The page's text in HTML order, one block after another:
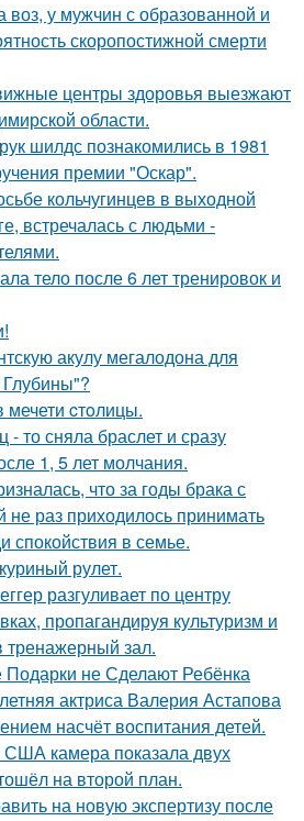
воз, у мужчин с образованной и
скоропостижной смерти
центры здоровья выезжают
области.
шилдс познакомились в 1981
премии "Оскар".
кольчугинцев в выходной
встречалась с людьми -
тело после 6 лет тренировок и
акулу мегалодона для
cтoлицы.
то сняла браслет и сразу
1, 5 лет молчания.
что за годы брака с
раз приходилось принимать
спокойствия в семье.
рулет.
разгуливает по центру
пропагандируя культуризм и
тренажерный зал.
Подарки не Сделают Ребёнка
актриса Валерия Астапова
насчёт воспитания детей.
камера показала двух
на второй план.
на новую экспертизу после